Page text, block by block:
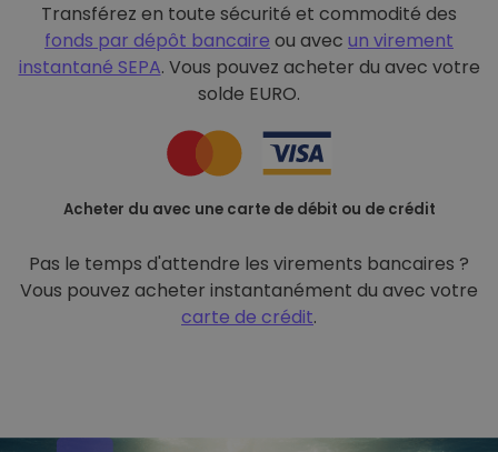
Transférez en toute sécurité et commodité des
fonds par dépôt bancaire ou avec un virement
instantané SEPA. Vous pouvez acheter du avec votre
solde EURO.
Acheter du avec une carte de débit ou de crédit
Pas le temps d'attendre les virements bancaires ?
Vous pouvez acheter instantanément du avec votre
carte de crédit.